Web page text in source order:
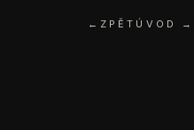
← ZPĚT ÚVOD →